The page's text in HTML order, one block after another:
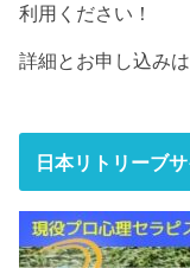
利用ください！
詳細とお申し込み
日本リトリーブ